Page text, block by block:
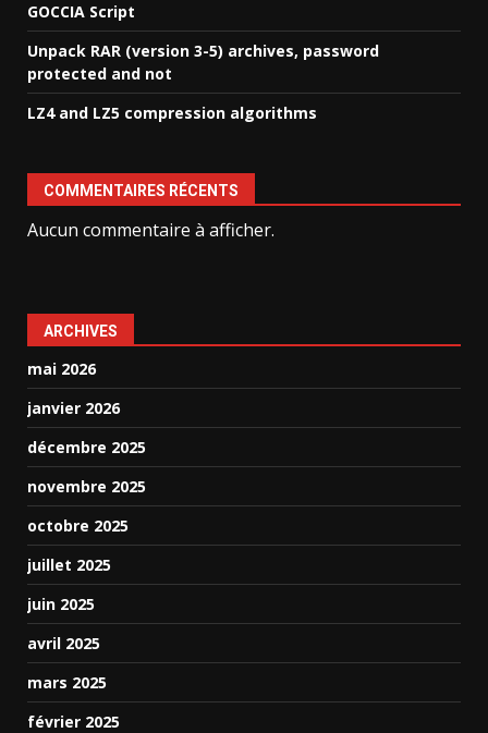
GOCCIA Script
Unpack RAR (version 3-5) archives, password
protected and not
LZ4 and LZ5 compression algorithms
COMMENTAIRES RÉCENTS
Aucun commentaire à afficher.
ARCHIVES
mai 2026
janvier 2026
décembre 2025
novembre 2025
octobre 2025
juillet 2025
juin 2025
avril 2025
mars 2025
février 2025